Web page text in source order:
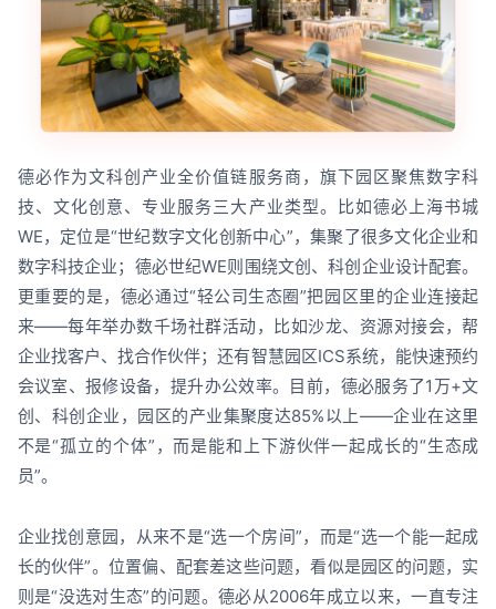
德必作为文科创产业全价值链服务商，旗下园区聚焦数字科
技、文化创意、专业服务三大产业类型。比如德必上海书城
WE，定位是“世纪数字文化创新中心”，集聚了很多文化企业和
数字科技企业；德必世纪WE则围绕文创、科创企业设计配套。
更重要的是，德必通过“轻公司生态圈”把园区里的企业连接起
来——每年举办数千场社群活动，比如沙龙、资源对接会，帮
企业找客户、找合作伙伴；还有智慧园区ICS系统，能快速预约
会议室、报修设备，提升办公效率。目前，德必服务了1万+文
创、科创企业，园区的产业集聚度达85%以上——企业在这里
不是“孤立的个体”，而是能和上下游伙伴一起成长的“生态成
员”。
企业找创意园，从来不是“选一个房间”，而是“选一个能一起成
长的伙伴”。位置偏、配套差这些问题，看似是园区的问题，实
则是“没选对生态”的问题。德必从2006年成立以来，一直专注